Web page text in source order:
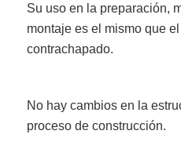
Su uso en la preparación,
montaje es el mismo que
contrachapado.
No hay cambios en la
proceso de construcción.